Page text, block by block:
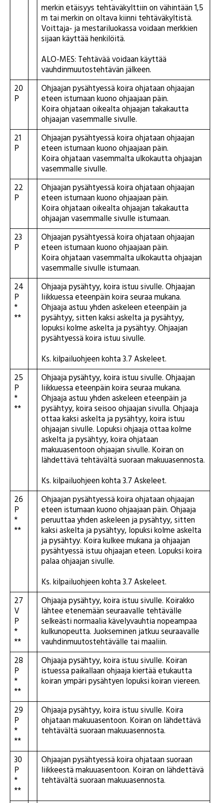
merkin etäisyys tehtäväkylttiin on vähintään 1,5
m tai merkin on oltava kiinni tehtäväkyltistä.
Voittaja- ja mestariluokassa voidaan merkkien
sijaan käyttää henkilöitä.
ALO-MES: Tehtävää voidaan käyttää
vauhdinmuutostehtävän jälkeen.
20
P
Ohjaajan pysähtyessä koira ohjataan ohjaajan
eteen istumaan kuono ohjaajaan päin.
Koira ohjataan oikealta ohjaajan takakautta
ohjaajan vasemmalle sivulle.
21
P
Ohjaajan pysähtyessä koira ohjataan ohjaajan
eteen istumaan kuono ohjaajaan päin.
Koira ohjataan vasemmalta ulkokautta ohjaajan
vasemmalle sivulle.
22
P
Ohjaajan pysähtyessä koira ohjataan ohjaajan
eteen istumaan kuono ohjaajaan päin.
Koira ohjataan oikealta ohjaajan takakautta
ohjaajan vasemmalle sivulle istumaan.
23
P
Ohjaajan pysähtyessä koira ohjataan ohjaajan
eteen istumaan kuono ohjaajaan päin.
Koira ohjataan vasemmalta ulkokautta ohjaajan
vasemmalle sivulle istumaan.
24
P
*
**
Ohjaaja pysähtyy, koira istuu sivulle. Ohjaajan
liikkuessa eteenpäin koira seuraa mukana.
Ohjaaja astuu yhden askeleen eteenpäin ja
pysähtyy, sitten kaksi askelta ja pysähtyy,
lopuksi kolme askelta ja pysähtyy. Ohjaajan
pysähtyessä koira istuu sivulle.
Ks. kilpailuohjeen kohta 3.7 Askeleet.
25
P
*
**
Ohjaaja pysähtyy, koira istuu sivulle. Ohjaajan
liikkuessa eteenpäin koira seuraa mukana.
Ohjaaja astuu yhden askeleen eteenpäin ja
pysähtyy, koira seisoo ohjaajan sivulla. Ohjaaja
ottaa kaksi askelta ja pysähtyy, koira istuu
ohjaajan sivulle. Lopuksi ohjaaja ottaa kolme
askelta ja pysähtyy, koira ohjataan
makuuasentoon ohjaajan sivulle. Koiran on
lähdettävä tehtävältä suoraan makuuasennosta.
Ks. kilpailuohjeen kohta 3.7 Askeleet.
26
P
*
**
Ohjaajan pysähtyessä koira ohjataan ohjaajan
eteen istumaan kuono ohjaajaan päin. Ohjaaja
peruuttaa yhden askeleen ja pysähtyy, sitten
kaksi askelta ja pysähtyy, lopuksi kolme askelta
ja pysähtyy. Koira kulkee mukana ja ohjaajan
pysähtyessä istuu ohjaajan eteen. Lopuksi koira
palaa ohjaajan sivulle.
Ks. kilpailuohjeen kohta 3.7 Askeleet.
27
V
P
*
**
Ohjaaja pysähtyy, koira istuu sivulle. Koirakko
lähtee etenemään seuraavalle tehtävälle
selkeästi normaalia kävelyvauhtia nopeampaa
kulkunopeutta. Juokseminen jatkuu seuraavalle
vauhdinmuutostehtävälle tai maaliin.
28
P
*
**
Ohjaaja pysähtyy, koira istuu sivulle. Koiran
istuessa paikallaan ohjaaja kiertää etukautta
koiran ympäri pysähtyen lopuksi koiran viereen.
29
P
*
**
Ohjaaja pysähtyy, koira istuu sivulle. Koira
ohjataan makuuasentoon. Koiran on lähdettävä
tehtävältä suoraan makuuasennosta.
30
P
*
**
Ohjaajan pysähtyessä koira ohjataan suoraan
liikkeestä makuuasentoon. Koiran on lähdettävä
tehtävältä suoraan makuuasennosta.